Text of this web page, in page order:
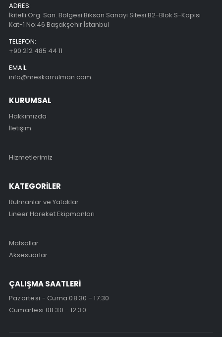
ADRES:
İkitelli Org. San. Bölgesi Biksan Sanayi Sitesi B2-Blok S-Kapısı
Kat-1 No:46 Başakşehir İstanbul
TELEFON:
+90 212 485 44 11
EMAIL:
info@meskarrulman.com
KURUMSAL
Hakkımızda
İletişim
Hizmetlerimiz
KATEGORİLER
Rulmanlar ve Yataklar
Lineer Hareket Ekipmanları
Mafsallar
Aksesuarlar
ÇALIŞMA SAATLERİ
Pazartesi - Cuma 08:30 - 17:30
Cumartesi 08:30 - 12:30